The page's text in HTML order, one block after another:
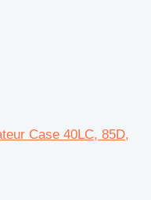
Case 40LC, 85D,